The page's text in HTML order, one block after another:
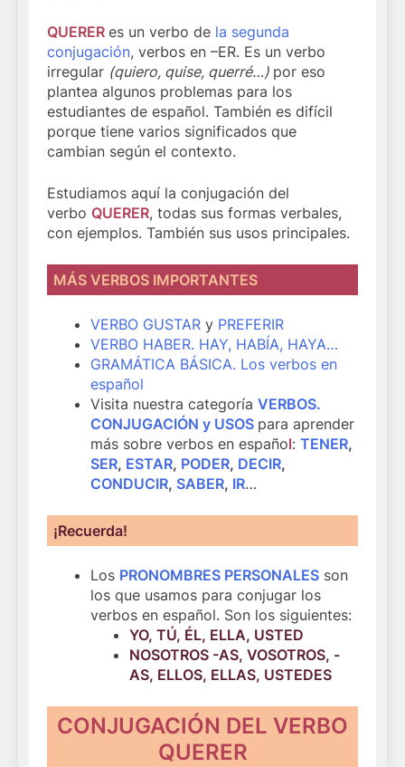
QUERER es un verbo de la segunda
conjugación, verbos en –ER. Es un verbo
irregular (quiero, quise, querré…) por eso
plantea algunos problemas para los
estudiantes de español. También es difícil
porque tiene varios significados que
cambian según el contexto.
Estudiamos aquí la conjugación del
verbo QUERER, todas sus formas verbales,
con ejemplos. También sus usos principales.
MÁS VERBOS IMPORTANTES
VERBO GUSTAR y PREFERIR
VERBO HABER. HAY, HABÍA, HAYA…
GRAMÁTICA BÁSICA. Los verbos en
español
Visita nuestra categoría VERBOS.
CONJUGACIÓN y USOS para aprender
más sobre verbos en español: TENER,
SER, ESTAR, PODER, DECIR,
CONDUCIR, SABER, IR…
¡Recuerda!
Los PRONOMBRES PERSONALES son
los que usamos para conjugar los
verbos en español. Son los siguientes:
YO, TÚ, ÉL, ELLA, USTED
NOSOTROS -AS, VOSOTROS, -
AS, ELLOS, ELLAS, USTEDES
CONJUGACIÓN DEL VERBO
QUERER